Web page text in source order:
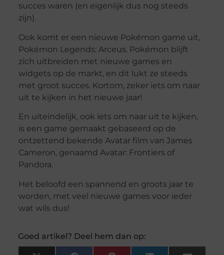
succes waren (en eigenlijk dus nog steeds
zijn).
Ook komt er een nieuwe Pokémon game uit,
Pokémon Legends: Arceus. Pokémon blijft
zich uitbreiden met nieuwe games en
widgets op de markt, en dit lukt ze steeds
met groot succes. Kortom, zeker iets om naar
uit te kijken in het nieuwe jaar!
En uiteindelijk, ook iets om naar uit te kijken,
is een game gemaakt gebaseerd op de
ontzettend bekende Avatar film van James
Cameron, genaamd Avatar: Frontiers of
Pandora.
Het beloofd een spannend en groots jaar te
worden, met veel nieuwe games voor ieder
wat wils dus!
Goed artikel? Deel hem dan op: